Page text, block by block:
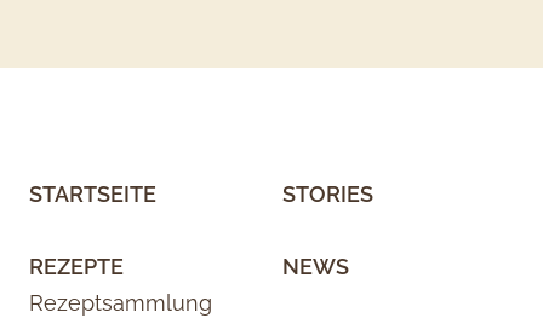
STARTSEITE
REZEPTE
Rezeptsammlung
STORIES
NEWS